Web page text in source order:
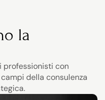
la
professionisti con
della consulenza